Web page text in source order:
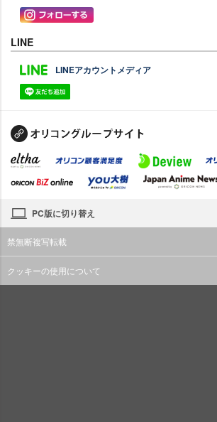
LINE
LINEアカウントメディア
PC版に切り替え
禁無断複写転載
クッキーの使用について